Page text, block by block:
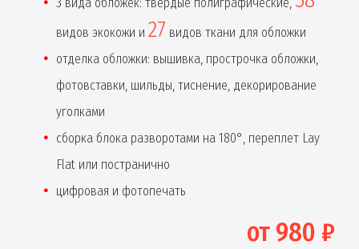
видов экокожи и 27 видов ткани для обложки
отделка обложки: вышивка, прострочка обложки,
фотовставки, шильды, тиснение, декорирование
уголками
сборка блока разворотами на 180°, переплет Lay
Flat или постранично
цифровая и фотопечать
от 980 ₽